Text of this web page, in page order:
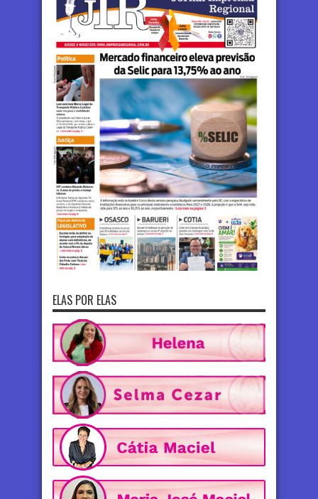
ELAS POR ELAS